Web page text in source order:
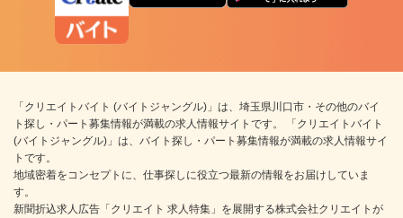
「クリエイトバイト (バイトジャングル)」は、埼玉県川口市・その他のバイ
ト探し・パート募集情報が満載の求人情報サイトです。 「クリエイトバイト
(バイトジャングル)」は、バイト探し・パート募集情報が満載の求人情報サイ
トです。
地域密着をコンセプトに、仕事探しに役立つ最新の情報をお届けしていま
す。
新聞折込求人広告「クリエイト 求人特集」を展開する株式会社クリエイトが